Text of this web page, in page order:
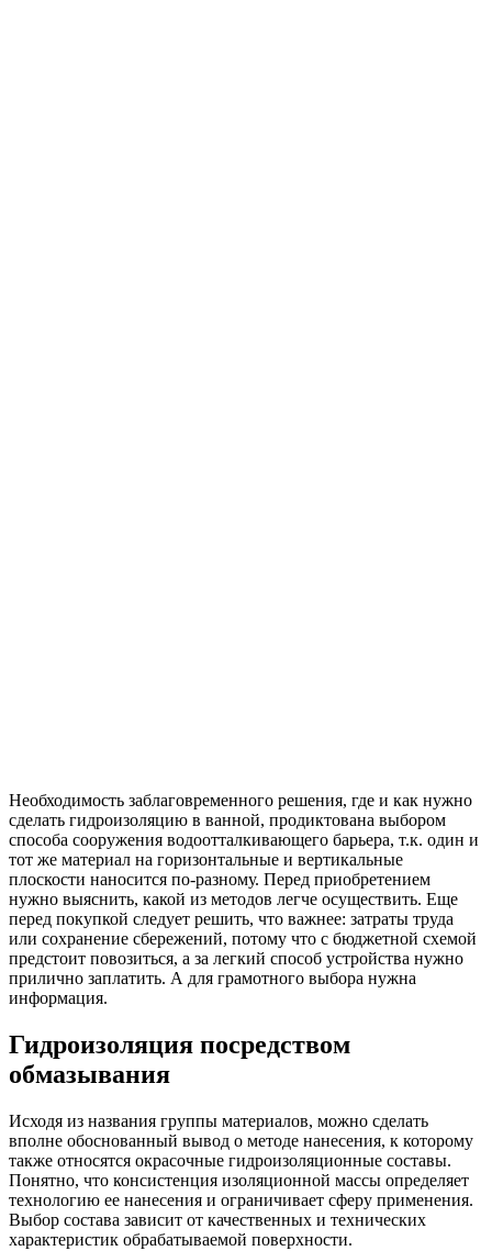
Необходимость заблаговременного решения, где и как нужно
сделать гидроизоляцию в ванной, продиктована выбором
способа сооружения водоотталкивающего барьера, т.к. один и
тот же материал на горизонтальные и вертикальные
плоскости наносится по-разному. Перед приобретением
нужно выяснить, какой из методов легче осуществить. Еще
перед покупкой следует решить, что важнее: затраты труда
или сохранение сбережений, потому что с бюджетной схемой
предстоит повозиться, а за легкий способ устройства нужно
прилично заплатить. А для грамотного выбора нужна
информация.
Гидроизоляция посредством
обмазывания
Исходя из названия группы материалов, можно сделать
вполне обоснованный вывод о методе нанесения, к которому
также относятся окрасочные гидроизоляционные составы.
Понятно, что консистенция изоляционной массы определяет
технологию ее нанесения и ограничивает сферу применения.
Выбор состава зависит от качественных и технических
характеристик обрабатываемой поверхности.